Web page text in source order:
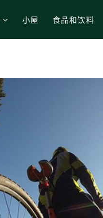
小屋 食品和饮料